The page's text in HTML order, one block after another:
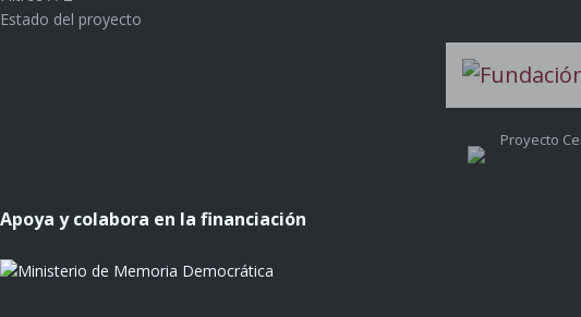
Estado del proyecto
Proyecto
Apoya y colabora en la financiación